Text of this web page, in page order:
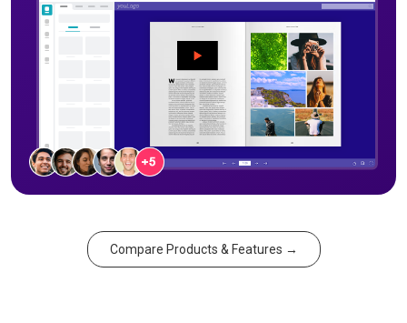
Compare Products & Features →